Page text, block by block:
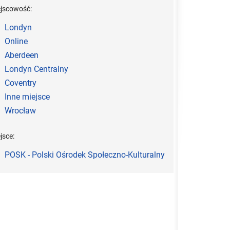
Londyn
Online
Aberdeen
Londyn Centralny
Coventry
Inne miejsce
Wrocław
POSK - Polski Ośrodek Społeczno-Kulturalny